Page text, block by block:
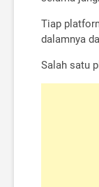
Tiap
dalamnya
Salah satu